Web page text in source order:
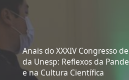
Anais do XXXIV Congresso
da Unesp: Reflexos da
e na Cultura Científica